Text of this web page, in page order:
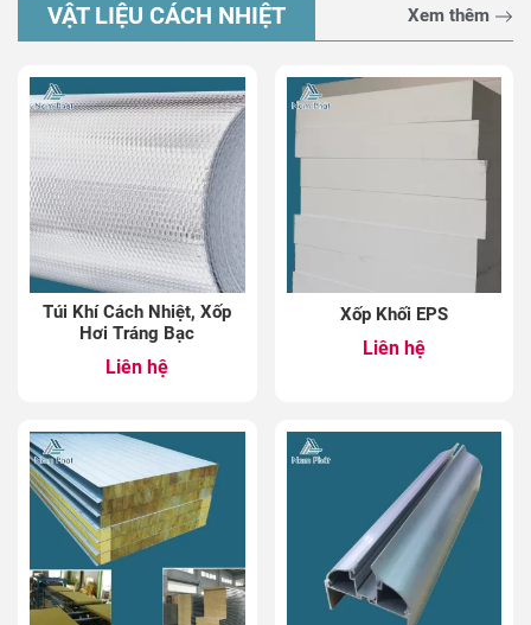
VẬT LIỆU CÁCH NHIỆT Xem thêm
Túi Khí Cách Nhiệt, Xốp
Hơi Tráng Bạc
Liên hệ
Xốp Khối EPS
Liên hệ